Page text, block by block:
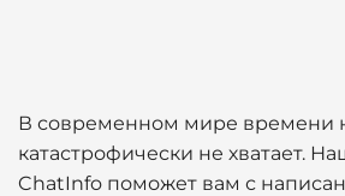
В современном мире времени
катастрофически не хватает.
ChatInfo поможет вам с